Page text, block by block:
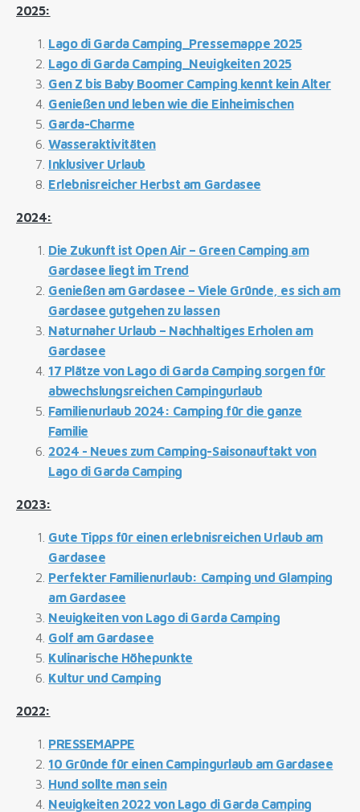
2025:
Lago di Garda Camping_Pressemappe 2025
Lago di Garda Camping_Neuigkeiten 2025
Gen Z bis Baby Boomer Camping kennt kein Alter
Genießen und leben wie die Einheimischen
Garda-Charme
Wasseraktivitäten
Inklusiver Urlaub
Erlebnisreicher Herbst am Gardasee
2024:
Die Zukunft ist Open Air – Green Camping am
Gardasee liegt im Trend
Genießen am Gardasee – Viele Gründe, es sich am
Gardasee gutgehen zu lassen
Naturnaher Urlaub – Nachhaltiges Erholen am
Gardasee
17 Plätze von Lago di Garda Camping sorgen für
abwechslungsreichen Campingurlaub
Familienurlaub 2024: Camping für die ganze
Familie
2024 - Neues zum Camping-Saisonauftakt von
Lago di Garda Camping
2023:
Gute Tipps für einen erlebnisreichen Urlaub am
Gardasee
Perfekter Familienurlaub: Camping und Glamping
am Gardasee
Neuigkeiten von Lago di Garda Camping
Golf am Gardasee
Kulinarische Höhepunkte
Kultur und Camping
2022:
PRESSEMAPPE
10 Gründe für einen Campingurlaub am Gardasee
Hund sollte man sein
Neuigkeiten 2022 von Lago di Garda Camping